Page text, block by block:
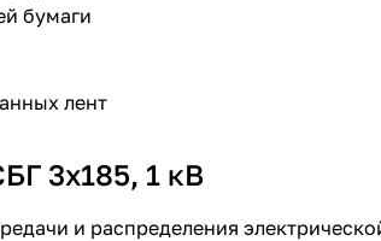
бумаги
лент
3х185, 1 кВ
и распределения